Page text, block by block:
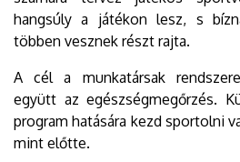
hangsúly a játékon lesz, s
többen vesznek részt rajta.
A cél a munkatársak
együtt az egészségmegőrzés.
program hatására kezd sportolni
mint előtte.